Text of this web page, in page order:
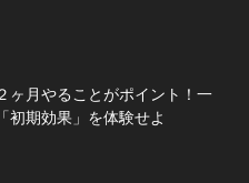
ヶ月やることがポイント！一
初期効果」を体験せよ